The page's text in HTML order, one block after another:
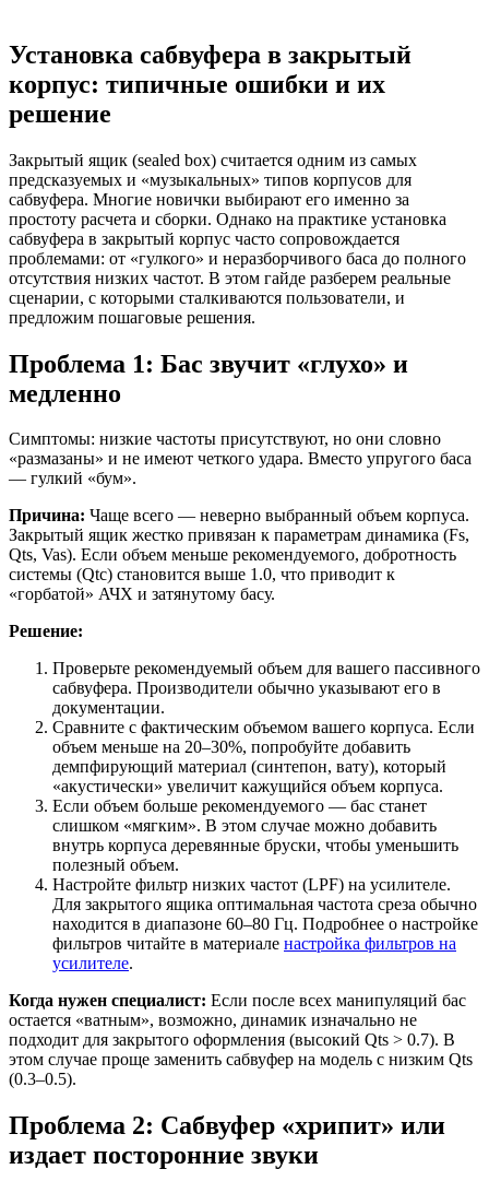
Установка сабвуфера в закрытый
корпус: типичные ошибки и их
решение
Закрытый ящик (sealed box) считается одним из самых
предсказуемых и «музыкальных» типов корпусов для
сабвуфера. Многие новички выбирают его именно за
простоту расчета и сборки. Однако на практике установка
сабвуфера в закрытый корпус часто сопровождается
проблемами: от «гулкого» и неразборчивого баса до полного
отсутствия низких частот. В этом гайде разберем реальные
сценарии, с которыми сталкиваются пользователи, и
предложим пошаговые решения.
Проблема 1: Бас звучит «глухо» и
медленно
Симптомы: низкие частоты присутствуют, но они словно
«размазаны» и не имеют четкого удара. Вместо упругого баса
— гулкий «бум».
Причина: Чаще всего — неверно выбранный объем корпуса.
Закрытый ящик жестко привязан к параметрам динамика (Fs,
Qts, Vas). Если объем меньше рекомендуемого, добротность
системы (Qtc) становится выше 1.0, что приводит к
«горбатой» АЧХ и затянутому басу.
Решение:
Проверьте рекомендуемый объем для вашего пассивного
сабвуфера. Производители обычно указывают его в
документации.
Сравните с фактическим объемом вашего корпуса. Если
объем меньше на 20–30%, попробуйте добавить
демпфирующий материал (синтепон, вату), который
«акустически» увеличит кажущийся объем корпуса.
Если объем больше рекомендуемого — бас станет
слишком «мягким». В этом случае можно добавить
внутрь корпуса деревянные бруски, чтобы уменьшить
полезный объем.
Настройте фильтр низких частот (LPF) на усилителе.
Для закрытого ящика оптимальная частота среза обычно
находится в диапазоне 60–80 Гц. Подробнее о настройке
фильтров читайте в материале настройка фильтров на
усилителе.
Когда нужен специалист: Если после всех манипуляций бас
остается «ватным», возможно, динамик изначально не
подходит для закрытого оформления (высокий Qts > 0.7). В
этом случае проще заменить сабвуфер на модель с низким Qts
(0.3–0.5).
Проблема 2: Сабвуфер «хрипит» или
издает посторонние звуки